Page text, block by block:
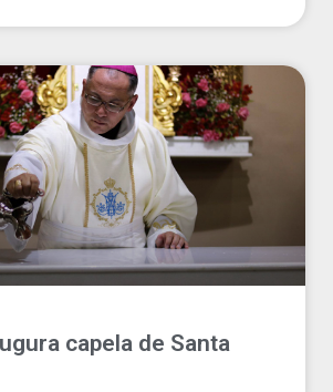
capela de Santa